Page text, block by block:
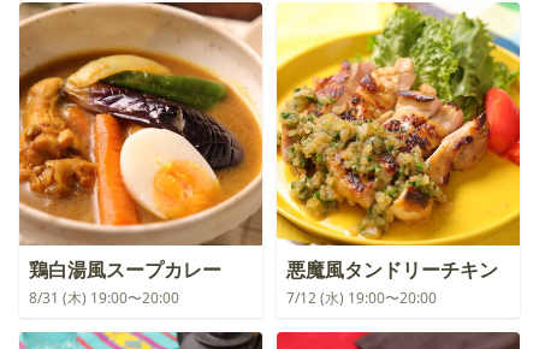
鶏白湯風スープカレー
8/31 (木) 19:00〜20:00
悪魔風タンドリーチキン
7/12 (水) 19:00〜20:00